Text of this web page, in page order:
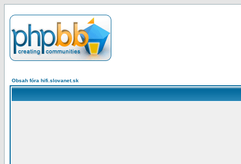
Obsah fóra hifi.slovanet.sk